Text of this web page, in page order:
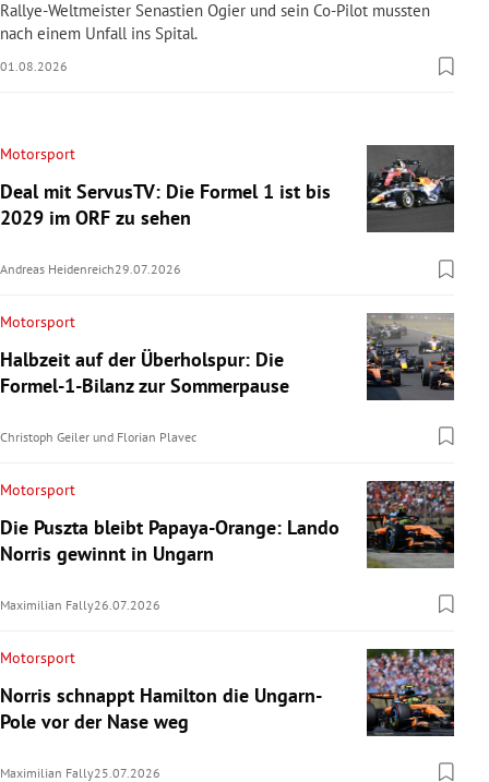
Rallye-Weltmeister Senastien Ogier und sein Co-Pilot mussten
nach einem Unfall ins Spital.
01.08.2026
Motorsport
Deal mit ServusTV: Die Formel 1 ist bis
2029 im ORF zu sehen
Andreas Heidenreich29.07.2026
Motorsport
Halbzeit auf der Überholspur: Die
Formel-1-Bilanz zur Sommerpause
Christoph Geiler und Florian Plavec
Motorsport
Die Puszta bleibt Papaya-Orange: Lando
Norris gewinnt in Ungarn
Maximilian Fally26.07.2026
Motorsport
Norris schnappt Hamilton die Ungarn-
Pole vor der Nase weg
Maximilian Fally25.07.2026